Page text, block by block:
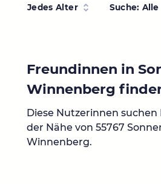
Jedes Alter Suche: Alle
Freundinnen in
Winnenberg
Diese Nutzerinnen
der Nähe von 55767
Winnenberg.